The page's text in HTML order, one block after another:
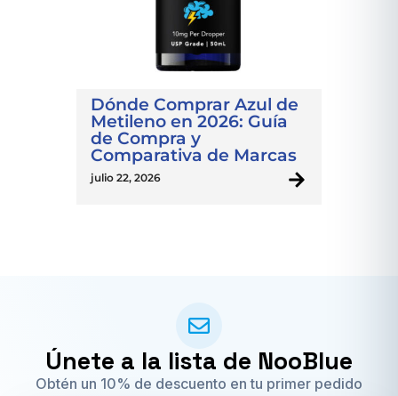
Dónde Comprar Azul de
Metileno en 2026: Guía
de Compra y
Comparativa de Marcas
julio 22, 2026
Únete a la lista de NooBlue
Obtén un 10% de descuento en tu primer pedido